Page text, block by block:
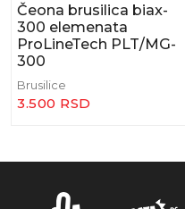
Čeona brusilica biax-
300 elemenata
ProLineTech PLT/MG-
300
Brusilice
3.500 RSD